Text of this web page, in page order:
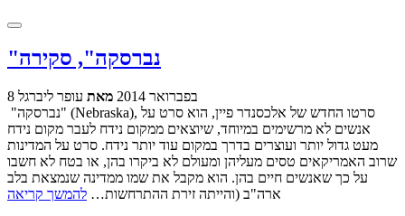
"נברסקה", סקירה
8 בפברואר 2014 מאת עופר ליברגל
"נברסקה" (Nebraska), סרטו החדש של אלכסנדר פיין, הוא סרט על
אנשים לא מרשימים במיוחד, שיוצאים ממקום נידח לעבר מקום נידח
מעט גדול יותר ועוצרים בדרך במקום עוד יותר נידח. סרט על המדינות
שרוב האמריקאים טסים מעליהן ומעולם לא ביקרו בהן, או בטח לא חשבו
על כך שאנשים חיים בהן. הוא מקבל את שמו ממדינה שנמצאת בלב
ארה"ב (והייתה זירת ההתרחשות… להמשך קריאה